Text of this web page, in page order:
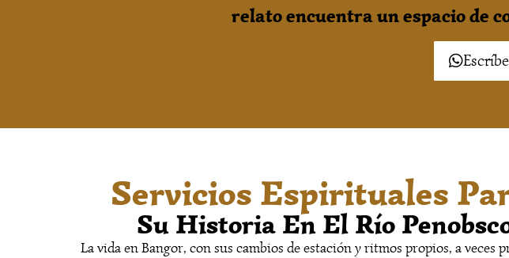
relato encuentra un espacio de
Servicios Espirituales
Su Historia En El Río
La vida en Bangor, con sus cambios de estación y ritmos propios, a veces